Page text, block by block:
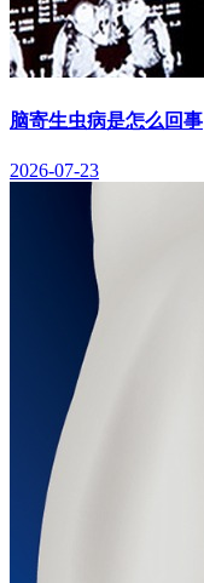
脑寄生虫病是怎么回事
2026-07-23